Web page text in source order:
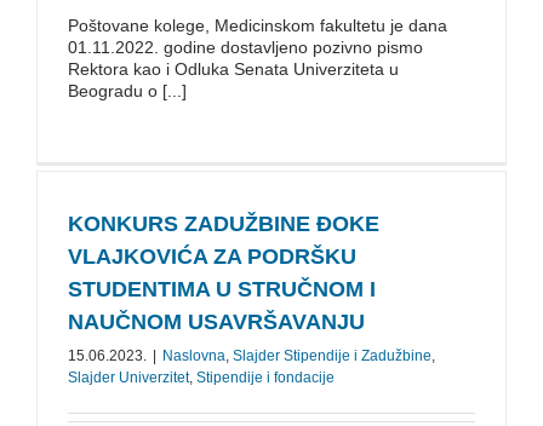
Poštovane kolege, Medicinskom fakultetu je dana
01.11.2022. godine dostavljeno pozivno pismo
Rektora kao i Odluka Senata Univerziteta u
Beogradu o [...]
KONKURS ZADUŽBINE ĐOKE
VLAJKOVIĆA ZA PODRŠKU
STUDENTIMA U STRUČNOM I
NAUČNOM USAVRŠAVANJU
15.06.2023. Naslovna, Slajder Stipendije i Zadužbine,
Slajder Univerzitet, Stipendije i fondacije